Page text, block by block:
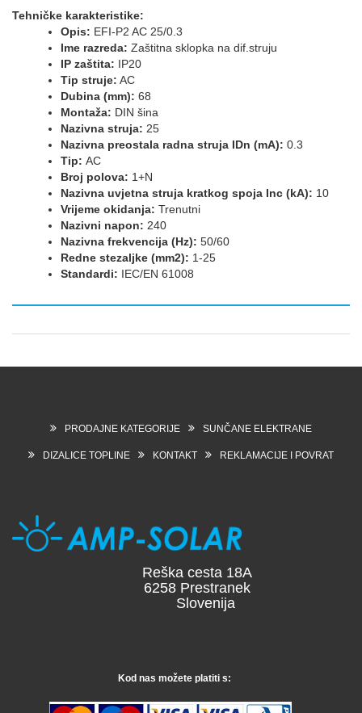
Tehničke karakteristike:
Opis: EFI-P2 AC 25/0.3
Ime razreda: Zaštitna sklopka na dif.struju
IP zaštita: IP20
Tip struje: AC
Dubina (mm): 68
Montaža: DIN šina
Nazivna struja: 25
Nazivna preostala radna struja IDn (mA): 0.3
Tip: AC
Broj polova: 1+N
Nazivna uvjetna struja kratkog spoja Inc (kA): 10
Vrijeme okidanja: Trenutni
Nazivni napon: 240
Nazivna frekvencija (Hz): 50/60
Redne stezaljke (mm2): 1-25
Standardi: IEC/EN 61008
PRODAJNE KATEGORIJE SUNČANE ELEKTRANE
DIZALICE TOPLINE KONTAKT REKLAMACIJE I POVRAT
Reška cesta 18A
6258 Prestranek
Slovenija
Kod nas možete platiti s: